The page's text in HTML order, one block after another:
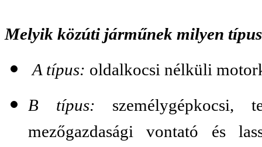
Melyik közúti járműnek milyen
A típus: oldalkocsi nélküli
B típus: személygépkocsi,
mezőgazdasági vontató és